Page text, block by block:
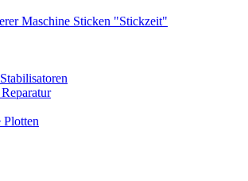
Maschine Sticken "Stickzeit"
Plotten